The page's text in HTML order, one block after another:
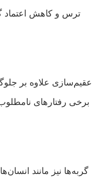
ترس و کاهش اعتماد
عقیم‌سازی علاوه بر
برخی رفتارهای
گربه‌ها نیز مانند